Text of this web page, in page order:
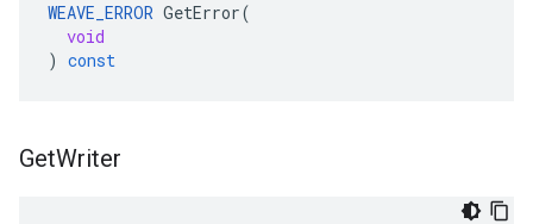
WEAVE_ERROR GetError(
void
) const
GetWriter